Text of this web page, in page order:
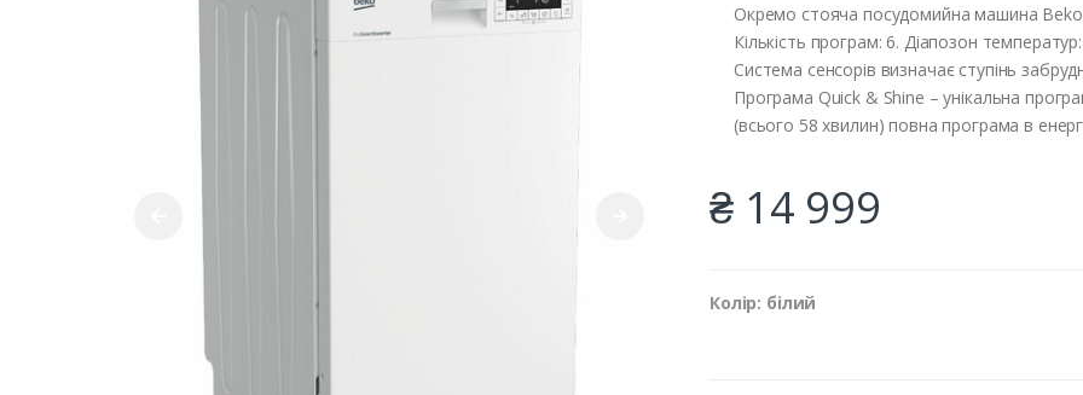
Окремо стояча посудомийна машина Beko
Кількість програм: 6. Діапозон
Система сенсорів визначає ступінь
Програма Quick & Shine – унікальна
(всього 58 хвилин) повна програма в
₴ 14 999
Колір: білий